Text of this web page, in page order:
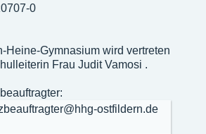
0
Heine-Gymnasium wird vertreten
Frau Judit Vamosi .
ostfildern.de